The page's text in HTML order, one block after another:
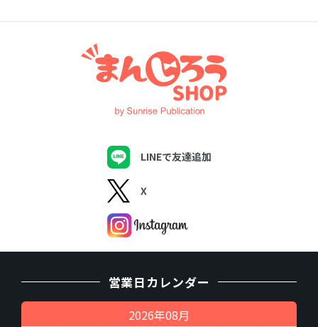
LINEで友達追加
X
営業日カレンダー
2026年08月